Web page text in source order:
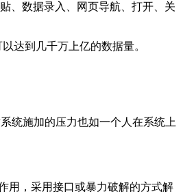
、数据录入、网页导航、打开、关
达到几千万上亿的数据量。
统施加的压力也如一个人在系统上
用，采用接口或暴力破解的方式解